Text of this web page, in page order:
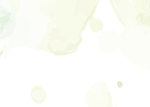
dzieci i młodzieży
rodzinna
Trening Umiejętności